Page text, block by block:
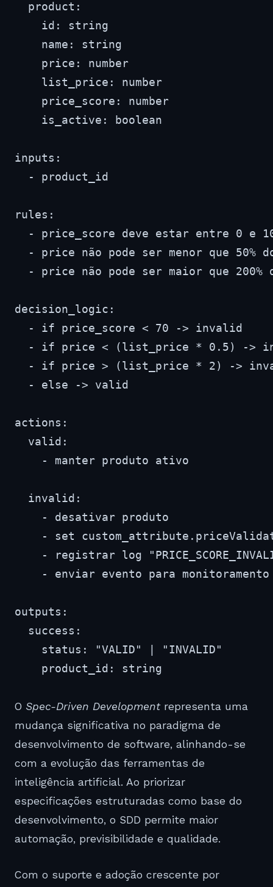
  product:
    id: string
    name: string
    price: number
    list_price: number
    price_score: number
    is_active: boolean
inputs:
  - product_id
rules:
- price_score deve estar entre 0 e
- price não pode ser menor que 50%
- price não pode ser maior que 200%
decision_logic:
  - if price_score < 70 -> invalid
- if price < (list_price * 0.5) ->
- if price > (list_price * 2) ->
  - else -> valid
actions:
  valid:
    - manter produto ativo
  invalid:
    - desativar produto
- set
- registrar log
    - enviar evento para monitoramento
outputs:
  success:
    status: "VALID" | "INVALID"
    product_id: string
O Spec-Driven Developmentrepresenta uma
mudança significativa no paradigma de
desenvolvimento de software, alinhando-se
com a evolução das ferramentas de
inteligência artificial. Ao priorizar
especificações estruturadas como base do
desenvolvimento, o SDD permite maior
automação, previsibilidade e qualidade.
Com o suporte e adoção crescente por